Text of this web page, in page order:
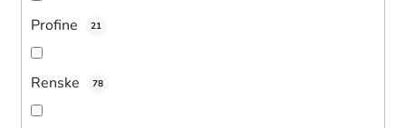
Profine 21
Renske 78